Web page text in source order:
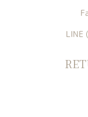
LINE